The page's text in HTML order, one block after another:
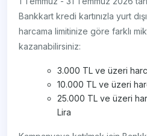
Bankkart kredi kartınızla yurt
harcama limitinize göre farklı
kazanabilirsiniz:
3.000 TL ve üzeri
10.000 TL ve üzeri
25.000 TL ve üzeri
Lira